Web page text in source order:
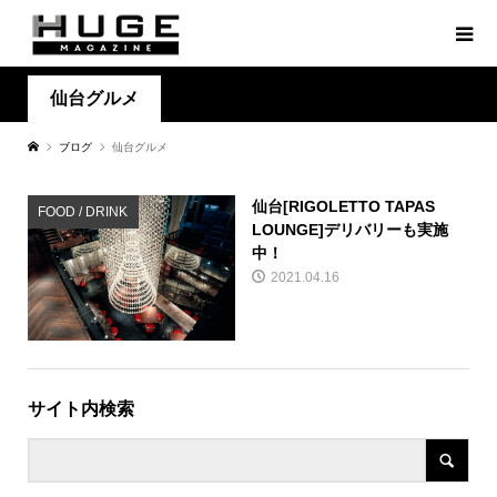
仙台グルメ
ブログ 仙台グルメ
FOOD / DRINK
仙台[RIGOLETTO TAPAS
LOUNGE]デリバリーも実施
中！
2021.04.16
サイト内検索